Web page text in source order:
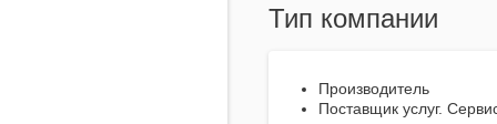
Тип компании
Производитель
Поставщик услуг.